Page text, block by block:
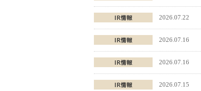
2026.07.22
2026.07.16
2026.07.16
2026.07.15